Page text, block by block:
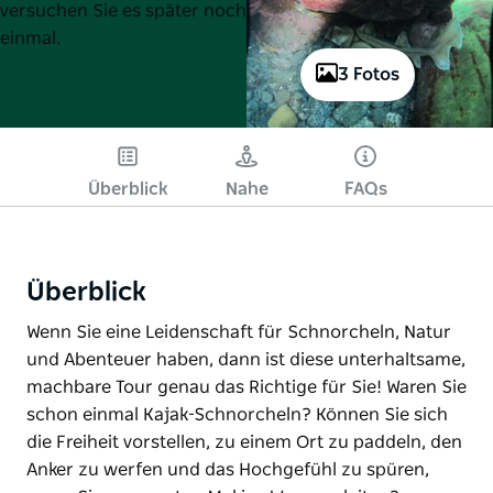
3 Fotos
versuchen Sie es später noch
einmal.
Überblick Nahe FAQs
Überblick
Wenn Sie eine Leidenschaft für Schnorcheln, Natur
und Abenteuer haben, dann ist diese unterhaltsame,
machbare Tour genau das Richtige für Sie! Waren Sie
schon einmal Kajak-Schnorcheln? Können Sie sich
die Freiheit vorstellen, zu einem Ort zu paddeln, den
Anker zu werfen und das Hochgefühl zu spüren,